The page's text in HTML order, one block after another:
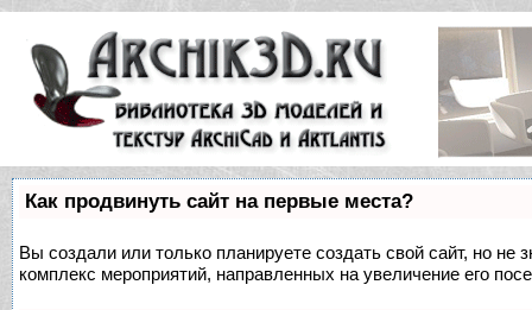
Как продвинуть сайт на первые места?
Вы создали или только планируете создать свой сайт, но не
комплекс мероприятий, направленных на увеличение его